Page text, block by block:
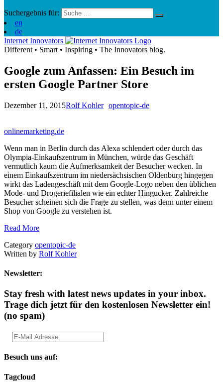
Suchergebnis für:
en
de
Internet Innovators
Different • Smart • Inspiring • The Innovators blog.
Google zum Anfassen: Ein Besuch im
ersten Google Partner Store
Dezember 11, 2015Rolf Kohler opentopic-de
onlinemarketing.de
Wenn man in Berlin durch das Alexa schlendert oder durch das
Olympia-Einkaufszentrum in München, würde das Geschäft
vermutlich kaum die Aufmerksamkeit der Besucher wecken. In
einem Einkaufszentrum im niedersächsischen Oldenburg hingegen
wirkt das Ladengeschäft mit dem Google-Logo neben den üblichen
Mode- und Drogeriefilialen wie ein echter Hingucker. Zahlreiche
Besucher scheinen sich die Frage zu stellen, was denn unter einem
Shop von Google zu verstehen ist.
Read More
Category opentopic-de
Written by Rolf Kohler
Newsletter:
Stay fresh with latest news updates in your inbox.
Trage dich jetzt für den kostenlosen Newsletter ein!
(no spam)
Besuch uns auf:
Tagcloud